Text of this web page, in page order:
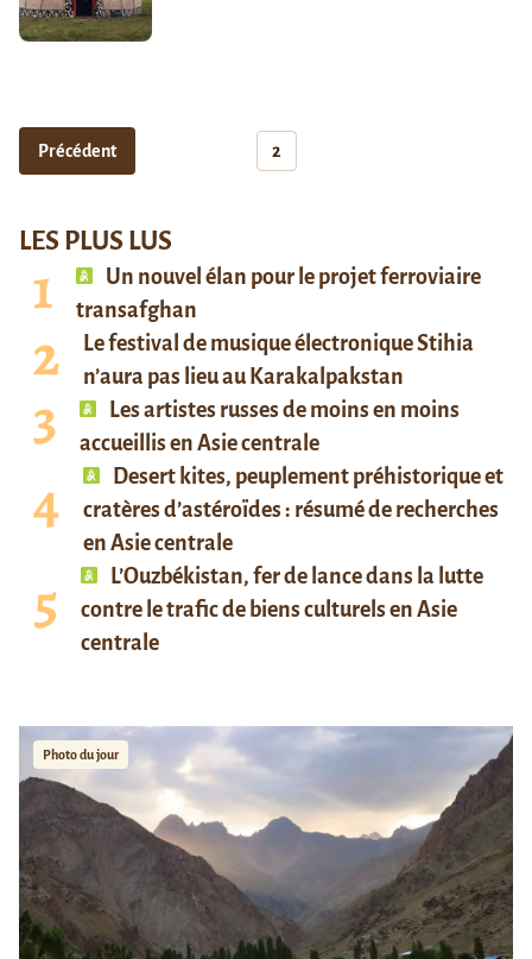
Précédent 2
LES PLUS LUS
Un nouvel élan pour le projet ferroviaire
transafghan
Le festival de musique électronique Stihia
n’aura pas lieu au Karakalpakstan
Les artistes russes de moins en moins
accueillis en Asie centrale
Desert kites, peuplement préhistorique et
cratères d’astéroïdes : résumé de recherches
en Asie centrale
L’Ouzbékistan, fer de lance dans la lutte
contre le trafic de biens culturels en Asie
centrale
Photo du jour